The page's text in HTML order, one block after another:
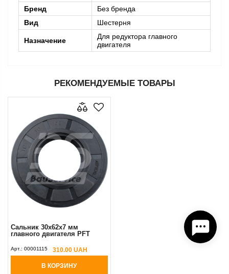
Бренд
Без бренда
Вид
Шестерня
Назначение
Для редуктора главного
двигателя
РЕКОМЕНДУЕМЫЕ ТОВАРЫ
Сальник 30x62x7 мм
главного двигателя PFT
Арт.: 00001115 310.00 UAH
В КОРЗИНУ